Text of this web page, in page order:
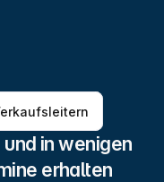
in wenigen
erhalten